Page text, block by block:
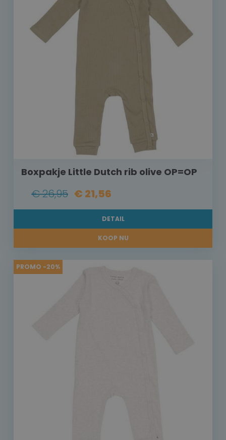
Boxpakje Little Dutch rib olive OP=OP
€ 26,95 € 21,56
DETAIL
KOOP NU
PROMO -20%